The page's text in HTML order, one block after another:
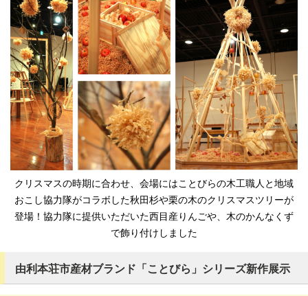
クリスマスの時期に合わせ、会場にはことびらの木工職人と地域
おこし協力隊がコラボした秋田杉や栗の木のクリスマスツリーが
登場！協力隊に提供いただいた西目産りんごや、木のかんなくず
で飾り付けしました
由利本荘市産材ブランド「ことびら」シリーズ新作展示